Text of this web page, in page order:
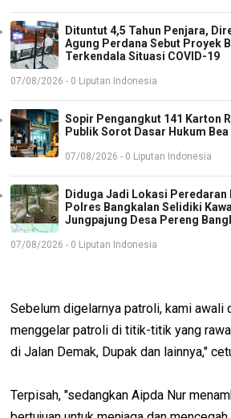
Dituntut 4,5 Tahun Penjara,
Agung Perdana Sebut Proyek
Terkendala Situasi COVID-19
07/08/2026 - 0 Liputan Indonesia
Sopir Pengangkut 141 Karton
Publik Sorot Dasar Hukum
07/08/2026 - 0 Liputan Indonesia
Diduga Jadi Lokasi Peredaran
Polres Bangkalan Selidiki
Jungpajung Desa Pereng
07/08/2026 - 0 Liputan Indonesia
Sebelum digelarnya patroli, kami awali
menggelar patroli di titik-titik yang
di Jalan Demak, Dupak dan lainnya,"
Terpisah, "sedangkan Aipda Nur